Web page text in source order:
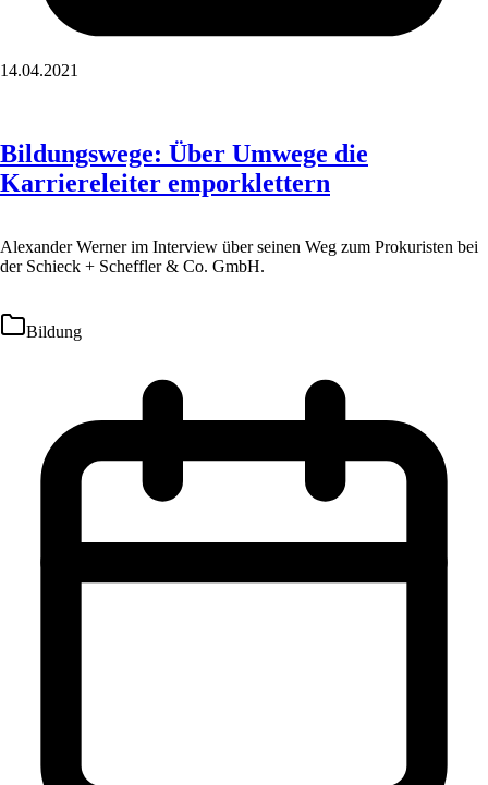
14.04.2021
Bildungswege: Über Umwege die
Karriereleiter emporklettern
Alexander Werner im Interview über seinen Weg zum Prokuristen bei
der Schieck + Scheffler & Co. GmbH.
Bildung